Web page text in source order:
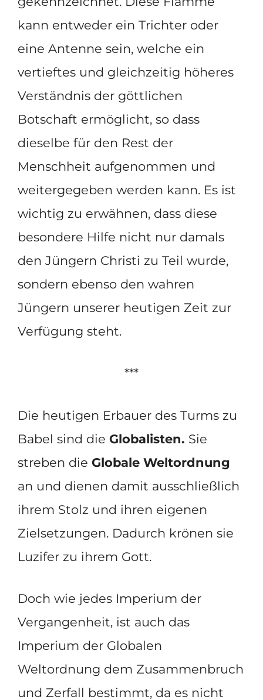
kann entweder ein Trichter oder
eine Antenne sein, welche ein
vertieftes und gleichzeitig höheres
Verständnis der göttlichen
Botschaft ermöglicht, so dass
dieselbe für den Rest der
Menschheit aufgenommen und
weitergegeben werden kann. Es ist
wichtig zu erwähnen, dass diese
besondere Hilfe nicht nur damals
den Jüngern Christi zu Teil wurde,
sondern ebenso den wahren
Jüngern unserer heutigen Zeit zur
Verfügung steht.
***
Die heutigen Erbauer des Turms zu
Babel sind die Globalisten. Sie
streben die Globale Weltordnung
an und dienen damit ausschließlich
ihrem Stolz und ihren eigenen
Zielsetzungen. Dadurch krönen sie
Luzifer zu ihrem Gott.
Doch wie jedes Imperium der
Vergangenheit, ist auch das
Imperium der Globalen
Weltordnung dem Zusammenbruch
und Zerfall bestimmt, da es nicht